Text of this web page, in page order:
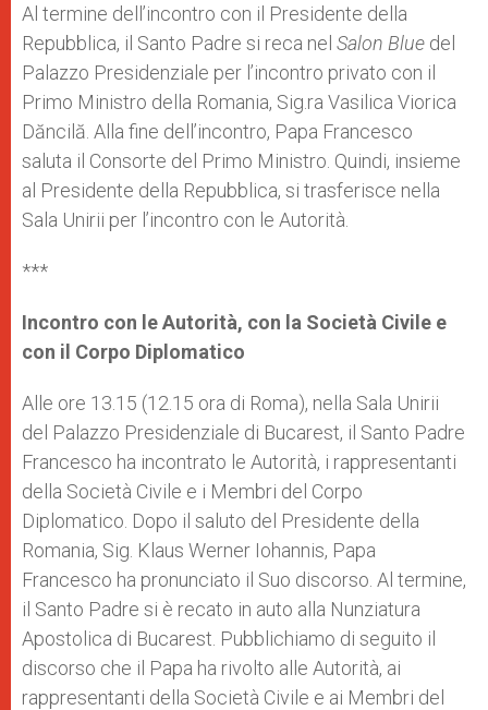
Al termine dell’incontro con il Presidente della
Repubblica, il Santo Padre si reca nel Salon Blue del
Palazzo Presidenziale per l’incontro privato con il
Primo Ministro della Romania, Sig.ra Vasilica Viorica
Dăncilă. Alla fine dell’incontro, Papa Francesco
saluta il Consorte del Primo Ministro. Quindi, insieme
al Presidente della Repubblica, si trasferisce nella
Sala Unirii per l’incontro con le Autorità.
***
Incontro con le Autorità, con la Società Civile e
con il Corpo Diplomatico
Alle ore 13.15 (12.15 ora di Roma), nella Sala Unirii
del Palazzo Presidenziale di Bucarest, il Santo Padre
Francesco ha incontrato le Autorità, i rappresentanti
della Società Civile e i Membri del Corpo
Diplomatico. Dopo il saluto del Presidente della
Romania, Sig. Klaus Werner Iohannis, Papa
Francesco ha pronunciato il Suo discorso. Al termine,
il Santo Padre si è recato in auto alla Nunziatura
Apostolica di Bucarest. Pubblichiamo di seguito il
discorso che il Papa ha rivolto alle Autorità, ai
rappresentanti della Società Civile e ai Membri del